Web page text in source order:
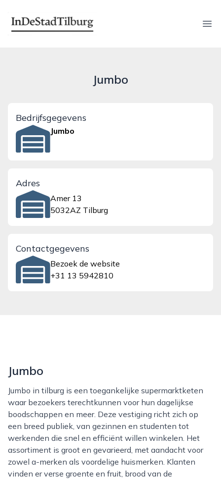
indestadtilburg.nl
Jumbo
Bedrijfsgegevens
Jumbo
Adres
Amer 13
5032AZ Tilburg
Contactgegevens
Bezoek de website
+31 13 5942810
Jumbo
Jumbo in tilburg is een toegankelijke supermarktketen
waar bezoekers terechtkunnen voor hun dagelijkse
boodschappen en meer. Deze vestiging richt zich op
een breed publiek, van gezinnen en studenten tot
werkenden die snel en efficiënt willen winkelen. Het
assortiment is groot en gevarieerd, met aandacht voor
zowel a-merken als voordelige huismerken. Klanten
vinden er verse groente en fruit, brood van de